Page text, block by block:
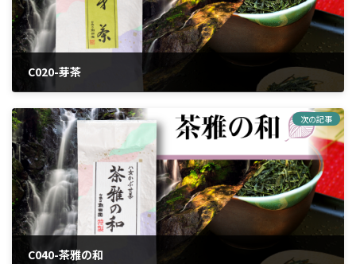
C020-芽茶
次の記事
C040-茶雅の和